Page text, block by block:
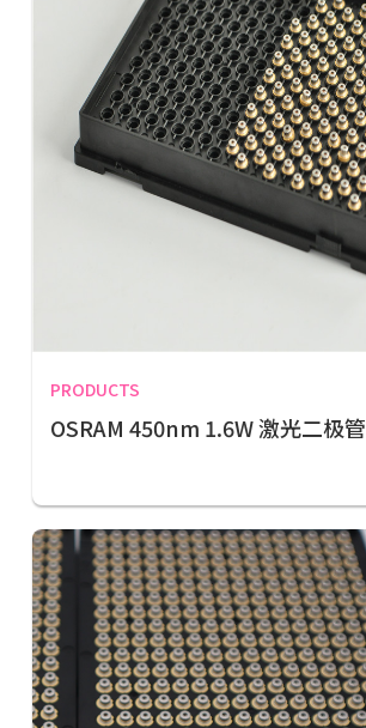
PRODUCTS
OSRAM 450nm 1.6W 激光二极管